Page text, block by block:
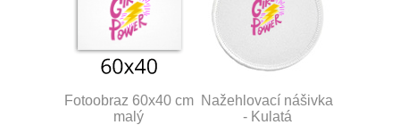
Fotoobraz 60x40 cm
malý
Nažehlovací nášivka
- Kulatá